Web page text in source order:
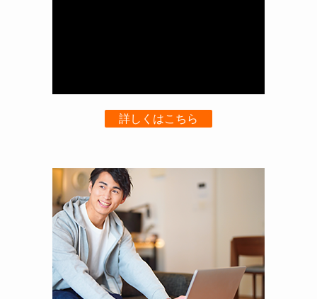
詳しくはこちら